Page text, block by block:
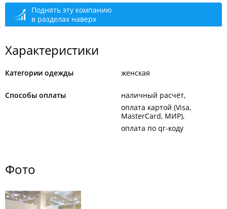
закрыто, откроется в 12:00
Поднять эту компанию
в разделах наверх
Характеристики
Категории одежды женская
Способы оплаты
наличный расчёт
оплата картой (Visa,
MasterCard, МИР)
оплата по qr-коду
Фото